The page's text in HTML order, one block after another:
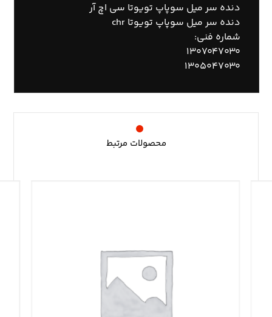
دنده سر میل سوپاپ تویوتا سی اچ آر
دنده سر میل سوپاپ تویوتا chr
شماره فنی:
۱۳۰۷۰۴۷۰۳۰
۱۳۰۵۰۴۷۰۳۰
محصولات مرتبط